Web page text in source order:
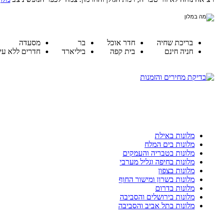
בריכת שחיה
חניה חינם
חדר אוכל
בית קפה
בר
ביליארד
מסעדה
חדרים ללא
מלונות באילת
מלונות בים המלח
מלונות בטבריה והעמקים
מלונות בחיפה וגליל מערבי
מלונות בצפון
מלונות בשרון ומישור החוף
מלונות בדרום
מלונות בירושלים והסביבה
מלונות בתל אביב והסביבה